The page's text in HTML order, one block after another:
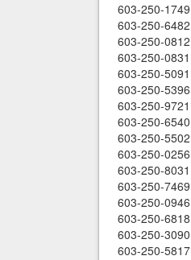
603-250-1749
603-250-6482
603-250-0812
603-250-0831
603-250-5091
603-250-5396
603-250-9721
603-250-6540
603-250-5502
603-250-0256
603-250-8031
603-250-7469
603-250-0946
603-250-6818
603-250-3090
603-250-5817